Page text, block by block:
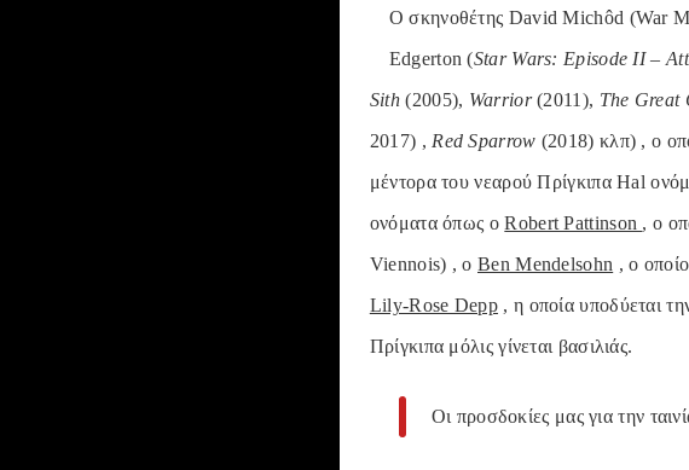
Ο σκηνοθέτης David Michôd (War
Edgerton (Star Wars: Episode II –
Sith (2005), Warrior(2011), The Great
2017) , Red Sparrow (2018) κλπ) , ο
μέντορα του νεαρού Πρίγκιπα Hal
ονόματα όπως οRobert Pattinson , ο
Viennois) , o Ben Mendelsohn , ο
Lily-Rose Depp , η οποία υποδύεται
Πρίγκιπα μόλις γίνεται βασιλιάς.
Οι προσδοκίες μας για την